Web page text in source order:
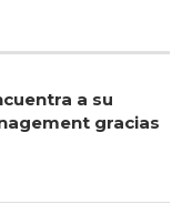
a su
gracias